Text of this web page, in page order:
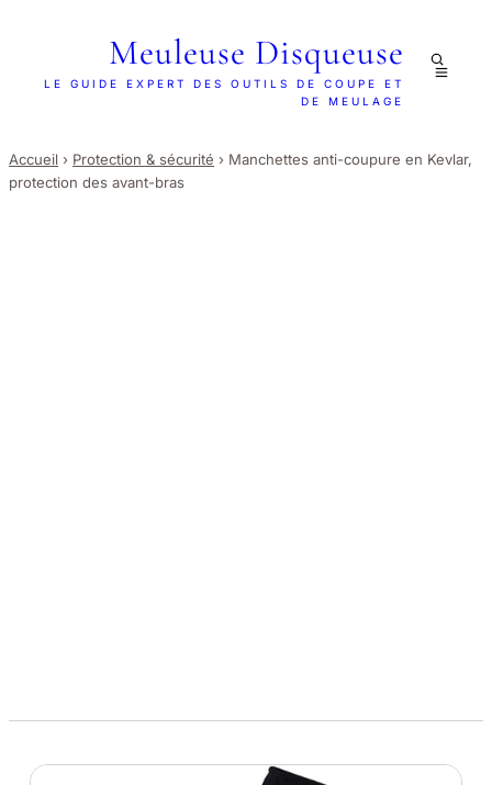
Meuleuse Disqueuse
LE GUIDE EXPERT DES OUTILS DE COUPE ET
DE MEULAGE
Accueil › Protection & sécurité › Manchettes anti-coupure en Kevlar,
protection des avant-bras